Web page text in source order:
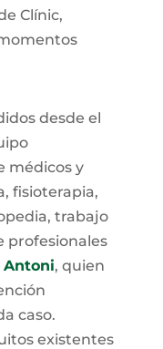
Clínic,
desde el
médicos y
fisioterapia,
trabajo
profesionales
Antoni, quien
caso.
existentes